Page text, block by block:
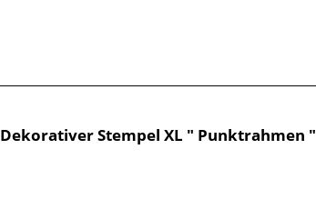
Dekorativer Stempel XL " Punktrahmen "